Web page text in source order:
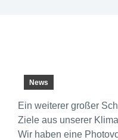
News
Ein weiterer großer
Ziele aus unserer
Wir haben eine